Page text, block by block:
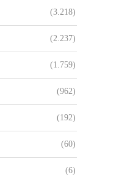
(3.218)
(2.237)
(1.759)
(962)
(192)
(60)
(6)